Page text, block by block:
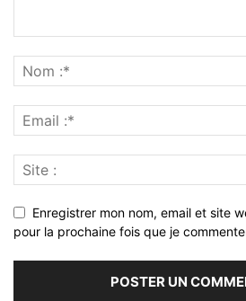
Enregistrer mon nom, email et site
pour la prochaine fois que je